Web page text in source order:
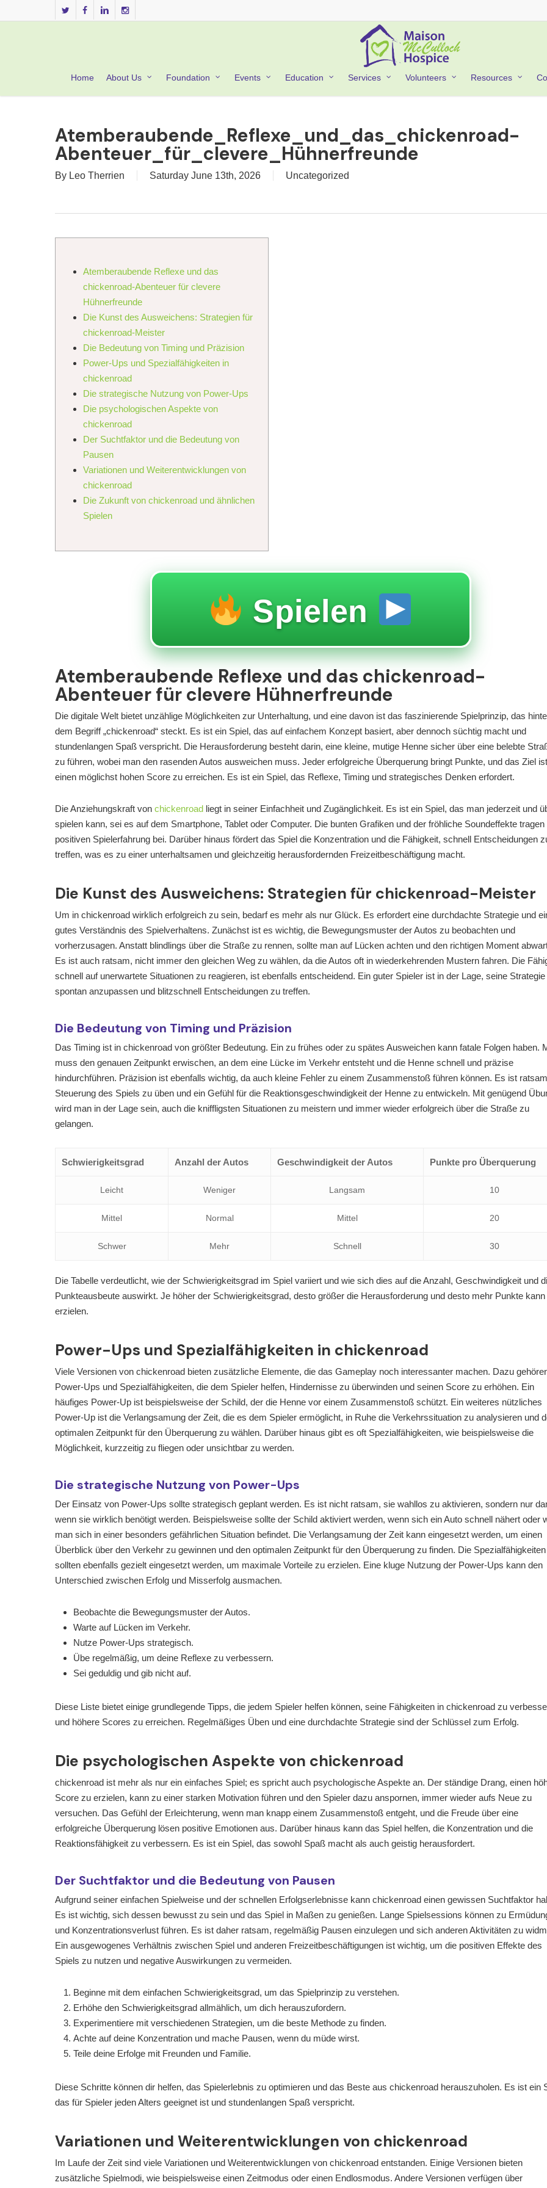
to
twitter facebooklinkedininstagram
Home About Us Foundation Events Education Services Volunteers Resources
Atemberaubende_Reflexe_und_das_chickenroad-
Abenteuer_für_clevere_Hühnerfreunde
By Leo Therrien Saturday June 13th, 2026 Uncategorized
Atemberaubende Reflexe und das
chickenroad-Abenteuer für clevere
Hühnerfreunde
Die Kunst des Ausweichens: Strategien für
chickenroad-Meister
Die Bedeutung von Timing und Präzision
Power-Ups und Spezialfähigkeiten in
chickenroad
Die strategische Nutzung von Power-Ups
Die psychologischen Aspekte von
chickenroad
Der Suchtfaktor und die Bedeutung von
Pausen
Variationen und Weiterentwicklungen von
chickenroad
Die Zukunft von chickenroad und ähnlichen
Spielen
Spielen
Atemberaubende Reflexe und das chickenroad-
Abenteuer für clevere Hühnerfreunde
Die digitale Welt bietet unzählige Möglichkeiten zur Unterhaltung, und eine davon ist das faszinierende Spielprinzip, das
dem Begriff „chickenroad“ steckt. Es ist ein Spiel, das auf einfachem Konzept basiert, aber dennoch süchtig macht und
stundenlangen Spaß verspricht. Die Herausforderung besteht darin, eine kleine, mutige Henne sicher über eine belebte
zu führen, wobei man den rasenden Autos ausweichen muss. Jeder erfolgreiche Überquerung bringt Punkte, und das Ziel
einen möglichst hohen Score zu erreichen. Es ist ein Spiel, das Reflexe, Timing und strategisches Denken erfordert.
Die Anziehungskraft von chickenroad liegt in seiner Einfachheit und Zugänglichkeit. Es ist ein Spiel, das man jederzeit und
spielen kann, sei es auf dem Smartphone, Tablet oder Computer. Die bunten Grafiken und der fröhliche Soundeffekte tragen
positiven Spielerfahrung bei. Darüber hinaus fördert das Spiel die Konzentration und die Fähigkeit, schnell Entscheidungen
treffen, was es zu einer unterhaltsamen und gleichzeitig herausfordernden Freizeitbeschäftigung macht.
Die Kunst des Ausweichens: Strategien für chickenroad-Meister
Um in chickenroad wirklich erfolgreich zu sein, bedarf es mehr als nur Glück. Es erfordert eine durchdachte Strategie und
gutes Verständnis des Spielverhaltens. Zunächst ist es wichtig, die Bewegungsmuster der Autos zu beobachten und
vorherzusagen. Anstatt blindlings über die Straße zu rennen, sollte man auf Lücken achten und den richtigen Moment
Es ist auch ratsam, nicht immer den gleichen Weg zu wählen, da die Autos oft in wiederkehrenden Mustern fahren. Die
schnell auf unerwartete Situationen zu reagieren, ist ebenfalls entscheidend. Ein guter Spieler ist in der Lage, seine Strategie
spontan anzupassen und blitzschnell Entscheidungen zu treffen.
Die Bedeutung von Timing und Präzision
Das Timing ist in chickenroad von größter Bedeutung. Ein zu frühes oder zu spätes Ausweichen kann fatale Folgen haben.
muss den genauen Zeitpunkt erwischen, an dem eine Lücke im Verkehr entsteht und die Henne schnell und präzise
hindurchführen. Präzision ist ebenfalls wichtig, da auch kleine Fehler zu einem Zusammenstoß führen können. Es ist
Steuerung des Spiels zu üben und ein Gefühl für die Reaktionsgeschwindigkeit der Henne zu entwickeln. Mit genügend
wird man in der Lage sein, auch die kniffligsten Situationen zu meistern und immer wieder erfolgreich über die Straße zu
gelangen.
Schwierigkeitsgrad Anzahl der Autos Geschwindigkeit der Autos Punkte pro Überquerung
Leicht Weniger Langsam 10
Mittel Normal Mittel 20
Schwer Mehr Schnell 30
Die Tabelle verdeutlicht, wie der Schwierigkeitsgrad im Spiel variiert und wie sich dies auf die Anzahl, Geschwindigkeit und
Punkteausbeute auswirkt. Je höher der Schwierigkeitsgrad, desto größer die Herausforderung und desto mehr Punkte
erzielen.
Power-Ups und Spezialfähigkeiten in chickenroad
Viele Versionen von chickenroad bieten zusätzliche Elemente, die das Gameplay noch interessanter machen. Dazu
Power-Ups und Spezialfähigkeiten, die dem Spieler helfen, Hindernisse zu überwinden und seinen Score zu erhöhen. Ein
häufiges Power-Up ist beispielsweise der Schild, der die Henne vor einem Zusammenstoß schützt. Ein weiteres nützliches
Power-Up ist die Verlangsamung der Zeit, die es dem Spieler ermöglicht, in Ruhe die Verkehrssituation zu analysieren und
optimalen Zeitpunkt für den Überquerung zu wählen. Darüber hinaus gibt es oft Spezialfähigkeiten, wie beispielsweise die
Möglichkeit, kurzzeitig zu fliegen oder unsichtbar zu werden.
Die strategische Nutzung von Power-Ups
Der Einsatz von Power-Ups sollte strategisch geplant werden. Es ist nicht ratsam, sie wahllos zu aktivieren, sondern nur
wenn sie wirklich benötigt werden. Beispielsweise sollte der Schild aktiviert werden, wenn sich ein Auto schnell nähert oder
man sich in einer besonders gefährlichen Situation befindet. Die Verlangsamung der Zeit kann eingesetzt werden, um einen
Überblick über den Verkehr zu gewinnen und den optimalen Zeitpunkt für den Überquerung zu finden. Die Spezialfähigkeiten
sollten ebenfalls gezielt eingesetzt werden, um maximale Vorteile zu erzielen. Eine kluge Nutzung der Power-Ups kann den
Unterschied zwischen Erfolg und Misserfolg ausmachen.
Beobachte die Bewegungsmuster der Autos.
Warte auf Lücken im Verkehr.
Nutze Power-Ups strategisch.
Übe regelmäßig, um deine Reflexe zu verbessern.
Sei geduldig und gib nicht auf.
Diese Liste bietet einige grundlegende Tipps, die jedem Spieler helfen können, seine Fähigkeiten in chickenroad zu
und höhere Scores zu erreichen. Regelmäßiges Üben und eine durchdachte Strategie sind der Schlüssel zum Erfolg.
Die psychologischen Aspekte von chickenroad
chickenroad ist mehr als nur ein einfaches Spiel; es spricht auch psychologische Aspekte an. Der ständige Drang, einen
Score zu erzielen, kann zu einer starken Motivation führen und den Spieler dazu anspornen, immer wieder aufs Neue zu
versuchen. Das Gefühl der Erleichterung, wenn man knapp einem Zusammenstoß entgeht, und die Freude über eine
erfolgreiche Überquerung lösen positive Emotionen aus. Darüber hinaus kann das Spiel helfen, die Konzentration und die
Reaktionsfähigkeit zu verbessern. Es ist ein Spiel, das sowohl Spaß macht als auch geistig herausfordert.
Der Suchtfaktor und die Bedeutung von Pausen
Aufgrund seiner einfachen Spielweise und der schnellen Erfolgserlebnisse kann chickenroad einen gewissen Suchtfaktor
Es ist wichtig, sich dessen bewusst zu sein und das Spiel in Maßen zu genießen. Lange Spielsessions können zu
und Konzentrationsverlust führen. Es ist daher ratsam, regelmäßig Pausen einzulegen und sich anderen Aktivitäten zu
Ein ausgewogenes Verhältnis zwischen Spiel und anderen Freizeitbeschäftigungen ist wichtig, um die positiven Effekte des
Spiels zu nutzen und negative Auswirkungen zu vermeiden.
Beginne mit dem einfachen Schwierigkeitsgrad, um das Spielprinzip zu verstehen.
Erhöhe den Schwierigkeitsgrad allmählich, um dich herauszufordern.
Experimentiere mit verschiedenen Strategien, um die beste Methode zu finden.
Achte auf deine Konzentration und mache Pausen, wenn du müde wirst.
Teile deine Erfolge mit Freunden und Familie.
Diese Schritte können dir helfen, das Spielerlebnis zu optimieren und das Beste aus chickenroad herauszuholen. Es ist ein
das für Spieler jeden Alters geeignet ist und stundenlangen Spaß verspricht.
Variationen und Weiterentwicklungen von chickenroad
Im Laufe der Zeit sind viele Variationen und Weiterentwicklungen von chickenroad entstanden. Einige Versionen bieten
zusätzliche Spielmodi, wie beispielsweise einen Zeitmodus oder einen Endlosmodus. Andere Versionen verfügen über